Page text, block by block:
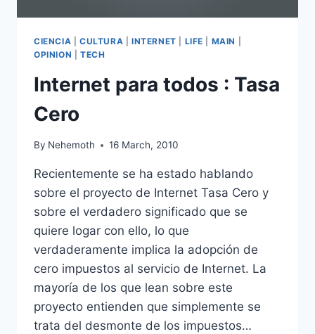
CIENCIA CULTURA INTERNET LIFE MAIN
OPINION
TECH
Internet para todos : Tasa
Cero
By Nehemoth 16 March, 2010
Recientemente se ha estado hablando
sobre el proyecto de Internet Tasa Cero y
sobre el verdadero significado que se
quiere logar con ello, lo que
verdaderamente implica la adopción de
cero impuestos al servicio de Internet. La
mayoría de los que lean sobre este
proyecto entienden que simplemente se
trata del desmonte de los impuestos…